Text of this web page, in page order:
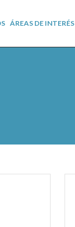
ÁREAS DE INTERÉS